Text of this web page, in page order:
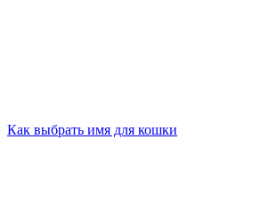
Как выбрать имя для кошки